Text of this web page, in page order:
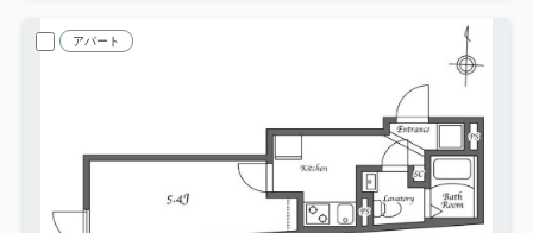
アパート